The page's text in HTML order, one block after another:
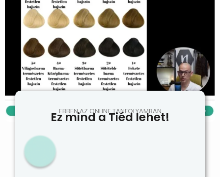
EBBEN AZ ONLINE TANFOLYAMBAN
Ez mind a Tiéd lehet!